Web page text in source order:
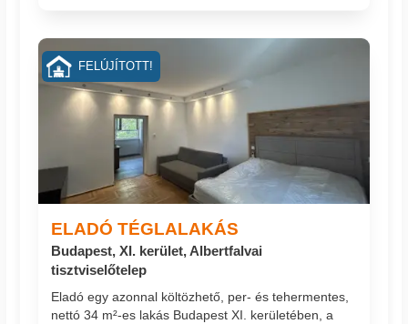
ELADÓ TÉGLALAKÁS
Budapest, XI. kerület, Albertfalvai
tisztviselőtelep
Eladó egy azonnal költözhető, per- és tehermentes,
nettó 34 m²-es lakás Budapest XI. kerületében, a
FELÚJÍTOTT!